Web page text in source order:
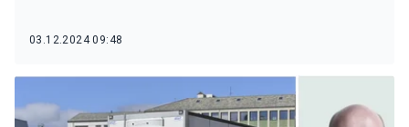
03.12.2024 09:48